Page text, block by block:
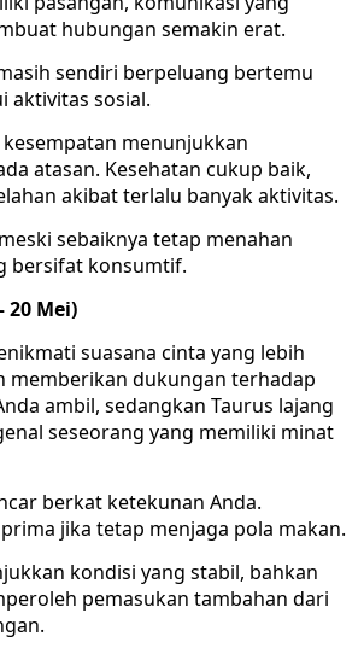
hubungan semakin erat.
sendiri berpeluang bertemu
aktivitas sosial.
kesempatan menunjukkan
atasan. Kesehatan cukup baik,
akibat terlalu banyak aktivitas.
sebaiknya tetap menahan
bersifat konsumtif.
20 Mei)
suasana cinta yang lebih
memberikan dukungan terhadap
ambil, sedangkan Taurus lajang
seseorang yang memiliki minat
berkat ketekunan Anda.
jika tetap menjaga pola makan.
kondisi yang stabil, bahkan
pemasukan tambahan dari